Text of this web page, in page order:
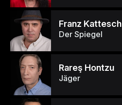
Franz Kattesch
Der Spiegel
Rareş Hontzu
Jäger